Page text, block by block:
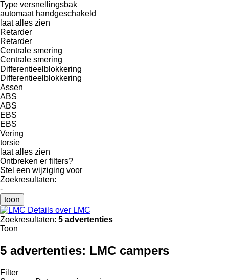
Type versnellingsbak
automaat handgeschakeld
laat alles zien
Retarder
Retarder
Centrale smering
Centrale smering
Differentieelblokkering
Differentieelblokkering
Assen
ABS
ABS
EBS
EBS
Vering
torsie
laat alles zien
Ontbreken er filters?
Stel een wijziging voor
Zoekresultaten:
-
toon
Details over LMC
Zoekresultaten: 5 advertenties
Toon
5 advertenties: LMC campers
Filter